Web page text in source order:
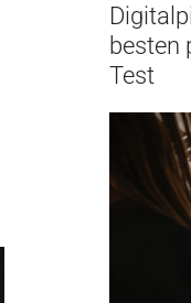
besten
Test